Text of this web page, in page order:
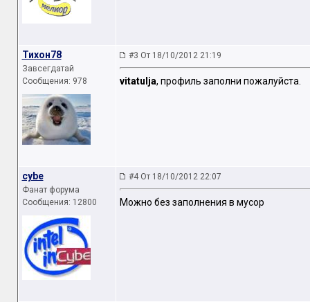
Тихон78
Завсегдатай
Сообщения: 978
#3 От 18/10/2012 21:19
vitatulja, профиль заполни пожалуйста.
cybe
Фанат форума
Сообщения: 12800
#4 От 18/10/2012 22:07
Можно без заполнения в мусор